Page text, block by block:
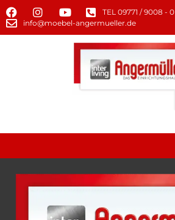
TEL 09771 / 9008 - 0
info@moebel-angermueller.de